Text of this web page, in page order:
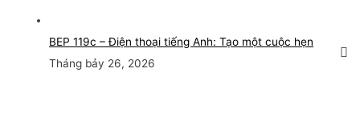
BEP 119c – Điện thoại tiếng Anh: Tạo một cuộc hẹn
Tháng bảy 26, 2026